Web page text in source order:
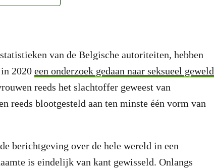
van de Belgische autoriteiten, hebben
2020 een onderzoek gedaan naar seksueel geweld
reeds het slachtoffer geweest van
reeds blootgesteld aan ten minste één vorm van
berichtgeving over de hele wereld in een
is eindelijk van kant gewisseld. Onlangs